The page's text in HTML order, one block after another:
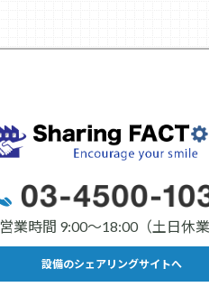
営業時間 9:00〜18:00（土日休業
設備のシェアリングサイトへ